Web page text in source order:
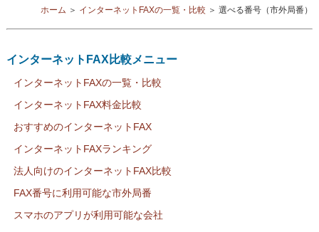
ホーム ＞ インターネットFAXの一覧・比較 ＞選べる番号（市外局番）
インターネットFAX比較メニュー
インターネットFAXの一覧・比較
インターネットFAX料金比較
おすすめのインターネットFAX
インターネットFAXランキング
法人向けのインターネットFAX比較
FAX番号に利用可能な市外局番
スマホのアプリが利用可能な会社